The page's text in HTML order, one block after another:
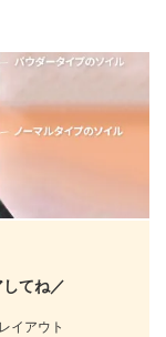
てね／
イアウト